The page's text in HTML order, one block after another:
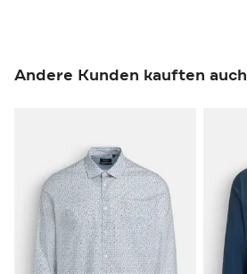
Andere Kunden kauften auch